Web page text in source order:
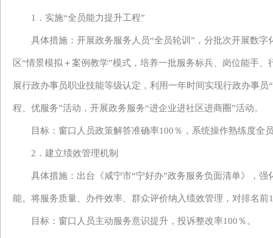
1．实施“全员能力提升工程”
具体措施：开展政务服务人员“全员轮训”，分批次开展数
区“情景模拟＋案例教学”模式， 培养一批服务标兵、岗位能手、
展行政办事员职业技能等级认定，利用一年时间实现行政办事员
程、优服务”活动，开展政务服务“进企业进社区进商圈”活动。
目标：窗口人员政策解答准确率100％，系统操作熟练度全
2．建立绩效管理机制
具体措施： 出台《咸宁市“宁好办”政务服务负面清单》， 强
能。 将服务质量、办件效率、群众评价纳入绩效管理 ，对排名前
目标：窗口人员主动服务意识提升，投诉整改率100％。